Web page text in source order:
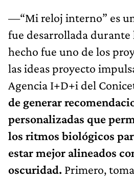
—“Mi reloj interno” es
fue desarrollada durante
hecho fue uno de los
las ideas proyecto
Agencia I+D+i del
de generar
personalizadas que
los ritmos biológicos
estar mejor alineados
oscuridad. Primero,